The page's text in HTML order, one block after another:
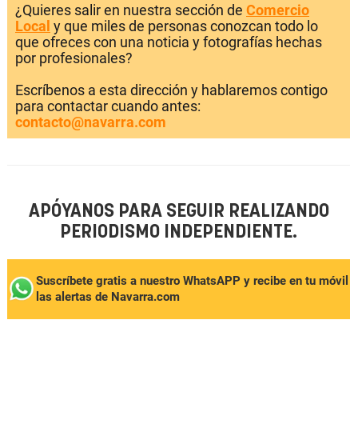
¿Quieres salir en nuestra sección de Comercio
Local y que miles de personas conozcan todo lo
que ofreces con una noticia y fotografías hechas
por profesionales?
Escríbenos a esta dirección y hablaremos contigo
para contactar cuando antes:
contacto@navarra.com
APÓYANOS PARA SEGUIR REALIZANDO
PERIODISMO INDEPENDIENTE.
Suscríbete gratis a nuestro WhatsAPP y recibe en tu móvil
las alertas de Navarra.com